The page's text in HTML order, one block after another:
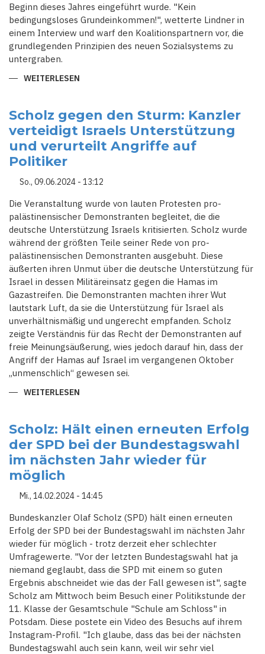
Beginn dieses Jahres eingeführt wurde. "Kein
bedingungsloses Grundeinkommen!", wetterte Lindner in
einem Interview und warf den Koalitionspartnern vor, die
grundlegenden Prinzipien des neuen Sozialsystems zu
untergraben.
WEITERLESEN
STREIT
UM
BÜRGERGELD
UND
SCHULDENBREMSE
ESKALIERT
Scholz gegen den Sturm: Kanzler
verteidigt Israels Unterstützung
und verurteilt Angriffe auf
Politiker
So., 09.06.2024 - 13:12
Die Veranstaltung wurde von lauten Protesten pro-
palästinensischer Demonstranten begleitet, die die
deutsche Unterstützung Israels kritisierten. Scholz wurde
während der größten Teile seiner Rede von pro-
palästinensischen Demonstranten ausgebuht. Diese
äußerten ihren Unmut über die deutsche Unterstützung für
Israel in dessen Militäreinsatz gegen die Hamas im
Gazastreifen. Die Demonstranten machten ihrer Wut
lautstark Luft, da sie die Unterstützung für Israel als
unverhältnismäßig und ungerecht empfanden. Scholz
zeigte Verständnis für das Recht der Demonstranten auf
freie Meinungsäußerung, wies jedoch darauf hin, dass der
Angriff der Hamas auf Israel im vergangenen Oktober
„unmenschlich“ gewesen sei.
WEITERLESEN
STURM:
KANZLER
VERTEIDIGT
ISRAELS
UNTERSTÜTZUNG
UND
AUF
POLITIKER
Scholz: Hält einen erneuten Erfolg
der SPD bei der Bundestagswahl
im nächsten Jahr wieder für
möglich
Mi., 14.02.2024 - 14:45
Bundeskanzler Olaf Scholz (SPD) hält einen erneuten
Erfolg der SPD bei der Bundestagswahl im nächsten Jahr
wieder für möglich - trotz derzeit eher schlechter
Umfragewerte. "Vor der letzten Bundestagswahl hat ja
niemand geglaubt, dass die SPD mit einem so guten
Ergebnis abschneidet wie das der Fall gewesen ist", sagte
Scholz am Mittwoch beim Besuch einer Politikstunde der
11. Klasse der Gesamtschule "Schule am Schloss" in
Potsdam. Diese postete ein Video des Besuchs auf ihrem
Instagram-Profil. "Ich glaube, dass das bei der nächsten
Bundestagswahl auch sein kann, weil wir sehr viel